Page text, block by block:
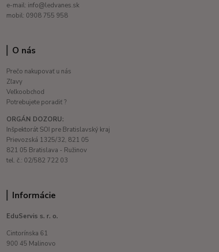
e-mail: info@ledvanes.sk
mobil: 0908 755 958
O nás
Prečo nakupovať u nás
Zľavy
Veľkoobchod
Potrebujete poradiť ?
ORGÁN DOZORU:
Inšpektorát SOI pre Bratislavský kraj
Prievozská 1325/32, 821 05
821 05 Bratislava - Ružinov
tel. č.: 02/582 722 03
Informácie
EduServis s. r. o.
Cintorínska 61
900 45 Malinovo